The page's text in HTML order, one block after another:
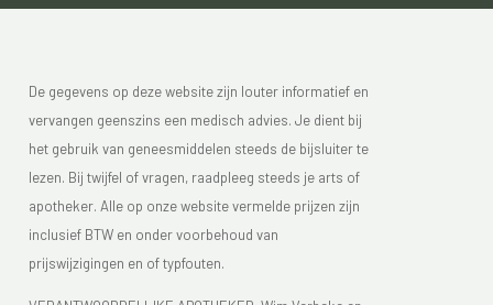
De gegevens op deze website zijn louter informatief en
vervangen geenszins een medisch advies. Je dient bij
het gebruik van geneesmiddelen steeds de bijsluiter te
lezen. Bij twijfel of vragen, raadpleeg steeds je arts of
apotheker. Alle op onze website vermelde prijzen zijn
inclusief BTW en onder voorbehoud van
prijswijzigingen en of typfouten.